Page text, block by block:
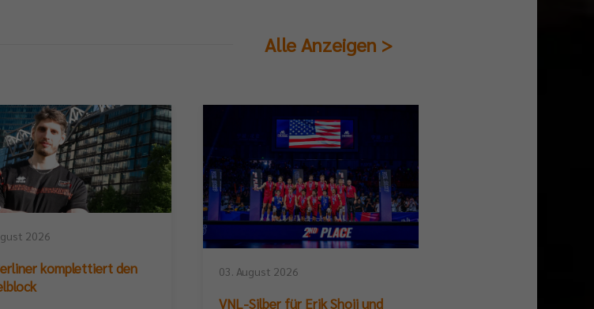
Alle Anzeigen >
2026
komplettiert den
03. August 2026
VNL-Silber für Erik Shoji und